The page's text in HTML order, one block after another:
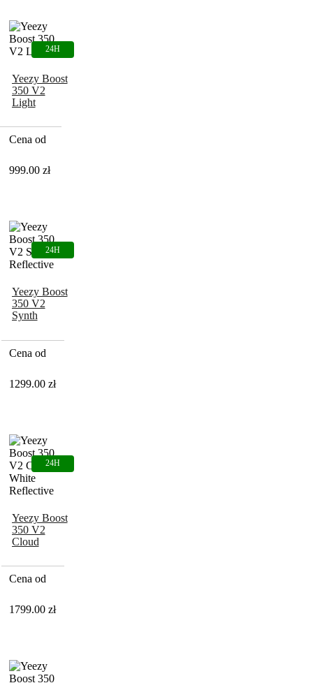
Yeezy Boost
350 V2
Light
Cena od
999.00 zł
Yeezy Boost
350 V2
Synth
Cena od
1299.00 zł
Yeezy Boost
350 V2
Cloud
Reflective
Cena od
1799.00 zł